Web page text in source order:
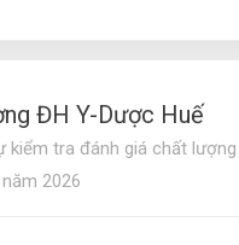
ĐH Y-Dược Huế
kiểm tra đánh giá chất lượng
2026